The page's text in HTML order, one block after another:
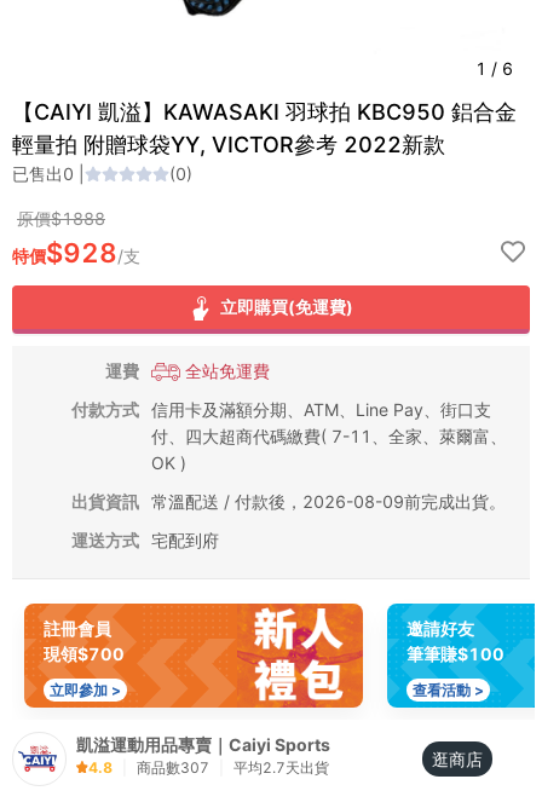
1 / 6
【CAIYI 凱溢】KAWASAKI 羽球拍 KBC950 鋁合金
輕量拍 附贈球袋YY, VICTOR參考 2022新款
已售出0 (0)
原價$1888
特價$928/支
立即購買(免運費)
運費
全站免運費
付款方式 信用卡及滿額分期、ATM、Line Pay、街口支
付、四大超商代碼繳費( 7-11、全家、萊爾富、
OK )
出貨資訊 常溫配送 / 付款後，2026-08-09前完成出貨。
運送方式 宅配到府
註冊會員
現領$700
立即參加 >
邀請好友
筆筆賺$100
查看活動 >
凱溢運動用品專賣｜Caiyi Sports
4.8 商品數307 平均2.7天出貨 逛商店